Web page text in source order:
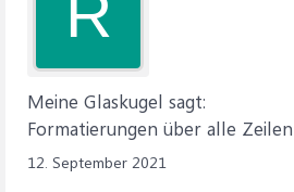
Meine Glaskugel sagt:
Formatierungen über alle
12. September 2021